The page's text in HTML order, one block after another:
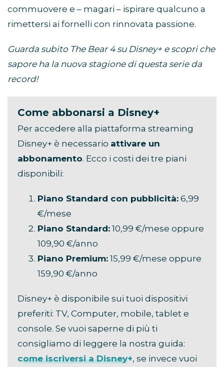
commuovere e – magari – ispirare qualcuno a
rimettersi ai fornelli con rinnovata passione.
Guarda subito The Bear 4 su Disney+ e scopri che
sapore ha la nuova stagione di questa serie da
record!
Come abbonarsi a Disney+
Per accedere alla piattaforma streaming
Disney+ è necessario attivare un
abbonamento. Ecco i costi dei tre piani
disponibili:
Piano Standard con pubblicità: 6,99
€/mese
Piano Standard: 10,99 €/mese oppure
109,90 €/anno
Piano Premium: 15,99 €/mese oppure
159,90 €/anno
Disney+ è disponibile sui tuoi dispositivi
preferiti: TV, Computer, mobile, tablet e
console. Se vuoi saperne di più ti
consigliamo di leggere la nostra guida:
come iscriversi a Disney+, se invece vuoi